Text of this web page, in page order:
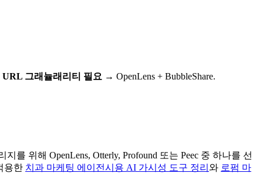
그래뉼래리티 필요 → OpenLens + BubbleShare.
위해 OpenLens, Otterly, Profound 또는 Peec 중 하나를 선
용한 치과 마케팅 에이전시용 AI 가시성 도구 정리 와 로펌 마